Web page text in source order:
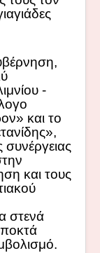
-
και το
και τους
στενά